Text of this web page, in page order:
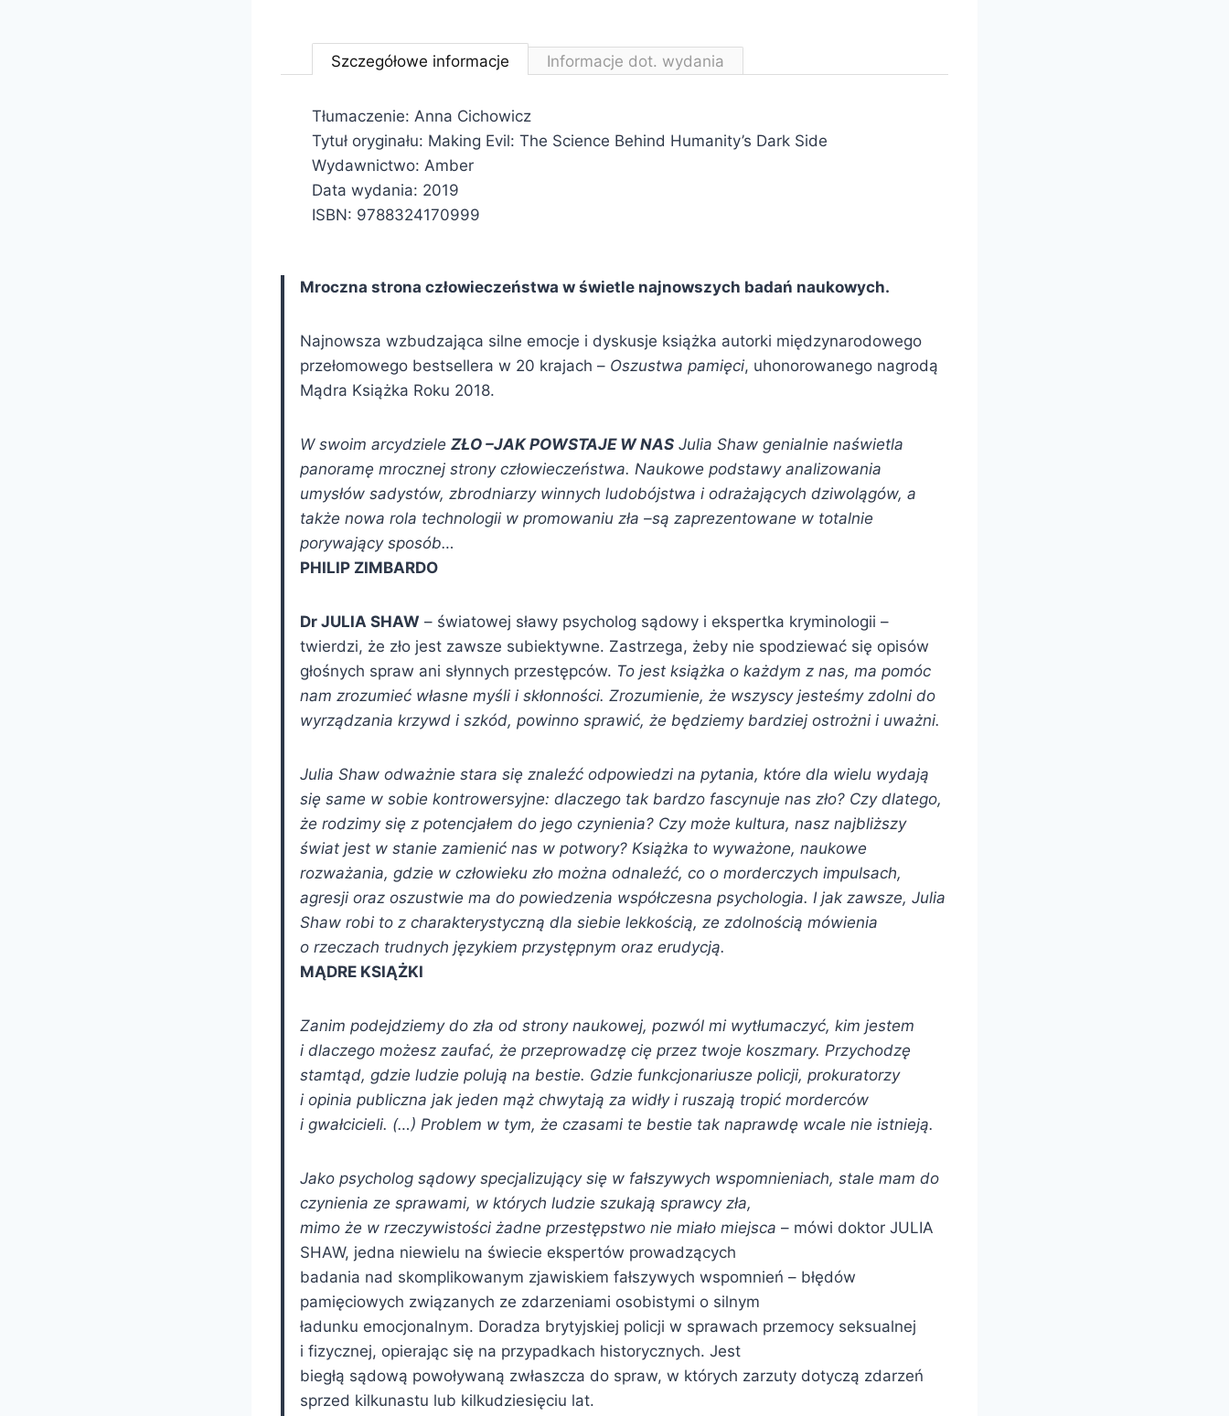
Szczegółowe informacje Informacje dot. wydania
Tłumaczenie: Anna Cichowicz
Tytuł oryginału: Making Evil: The Science Behind Humanity’s Dark Side
Wydawnictwo: Amber
Data wydania: 2019
ISBN: 9788324170999
Mroczna strona człowieczeństwa w świetle najnowszych badań naukowych.
Najnowsza wzbudzająca silne emocje i dyskusje książka autorki międzynarodowego
przełomowego bestsellera w 20 krajach – Oszustwa pamięci, uhonorowanego nagrodą
Mądra Książka Roku 2018.
W swoim arcydziele ZŁO –JAK POWSTAJE W NAS Julia Shaw genialnie naświetla
panoramę mrocznej strony człowieczeństwa. Naukowe podstawy analizowania
umysłów sadystów, zbrodniarzy winnych ludobójstwa i odrażających dziwolągów, a
także nowa rola technologii w promowaniu zła –są zaprezentowane w totalnie
porywający sposób…
PHILIP ZIMBARDO
Dr JULIA SHAW – światowej sławy psycholog sądowy i ekspertka kryminologii –
twierdzi, że zło jest zawsze subiektywne. Zastrzega, żeby nie spodziewać się opisów
głośnych spraw ani słynnych przestępców. To jest książka o każdym z nas, ma pomóc
nam zrozumieć własne myśli i skłonności. Zrozumienie, że wszyscy jesteśmy zdolni do
wyrządzania krzywd i szkód, powinno sprawić, że będziemy bardziej ostrożni i uważni.
Julia Shaw odważnie stara się znaleźć odpowiedzi na pytania, które dla wielu wydają
się same w sobie kontrowersyjne: dlaczego tak bardzo fascynuje nas zło? Czy dlatego,
że rodzimy się z potencjałem do jego czynienia? Czy może kultura, nasz najbliższy
świat jest w stanie zamienić nas w potwory? Książka to wyważone, naukowe
rozważania, gdzie w człowieku zło można odnaleźć, co o morderczych impulsach,
agresji oraz oszustwie ma do powiedzenia współczesna psychologia. I jak zawsze, Julia
Shaw robi to z charakterystyczną dla siebie lekkością, ze zdolnością mówienia
o rzeczach trudnych językiem przystępnym oraz erudycją.
MĄDRE KSIĄŻKI
Zanim podejdziemy do zła od strony naukowej, pozwól mi wytłumaczyć, kim jestem
i dlaczego możesz zaufać, że przeprowadzę cię przez twoje koszmary. Przychodzę
stamtąd, gdzie ludzie polują na bestie. Gdzie funkcjonariusze policji, prokuratorzy
i opinia publiczna jak jeden mąż chwytają za widły i ruszają tropić morderców
i gwałcicieli. (…) Problem w tym, że czasami te bestie tak naprawdę wcale nie istnieją.
Jako psycholog sądowy specjalizujący się w fałszywych wspomnieniach, stale mam do
czynienia ze sprawami, w których ludzie szukają sprawcy zła,
mimo że w rzeczywistości żadne przestępstwo nie miało miejsca – mówi doktor JULIA
SHAW, jedna niewielu na świecie ekspertów prowadzących
badania nad skomplikowanym zjawiskiem fałszywych wspomnień – błędów
pamięciowych związanych ze zdarzeniami osobistymi o silnym
ładunku emocjonalnym. Doradza brytyjskiej policji w sprawach przemocy seksualnej
i fizycznej, opierając się na przypadkach historycznych. Jest
biegłą sądową powoływaną zwłaszcza do spraw, w których zarzuty dotyczą zdarzeń
sprzed kilkunastu lub kilkudziesięciu lat.